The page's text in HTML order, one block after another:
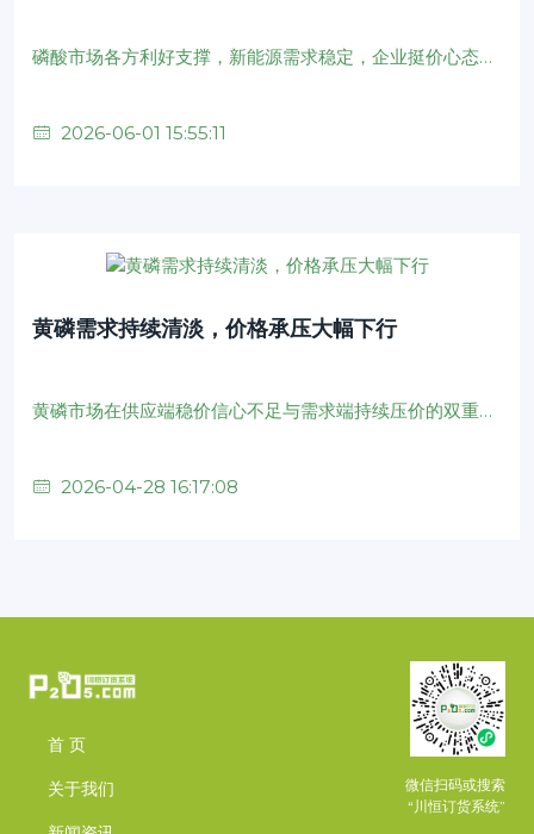
磷酸市场各方利好支撑，新能源需求稳定，企业挺价心态强烈，主发运订单，市场低价货源难寻，价格重心大幅上移
2026-06-01 15:55:11
黄磷需求持续清淡，价格承压大幅下行
黄磷市场在供应端稳价信心不足与需求端持续压价的双重压力下，市场低端价格不断被打破，价格重心持续承压下行。下游企业虽有少量节前备货计划，但整体看空情绪较浓，部分企业延迟采购，部分企业入市压价询单，需求持续利空黄磷价格商谈。
2026-04-28 16:17:08
首 页
关于我们
微信扫码或搜索
“川恒订货系统”